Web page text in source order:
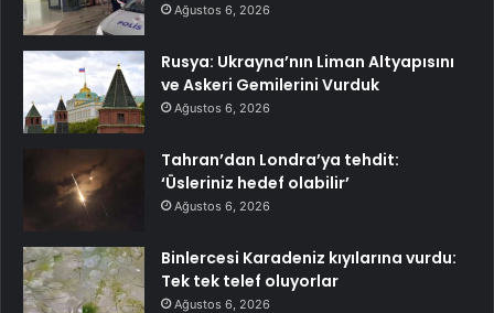
Ağustos 6, 2026
Rusya: Ukrayna’nın Liman Altyapısını
ve Askeri Gemilerini Vurduk
Ağustos 6, 2026
Tahran’dan Londra’ya tehdit:
‘Üsleriniz hedef olabilir’
Ağustos 6, 2026
Binlercesi Karadeniz kıyılarına vurdu:
Tek tek telef oluyorlar
Ağustos 6, 2026